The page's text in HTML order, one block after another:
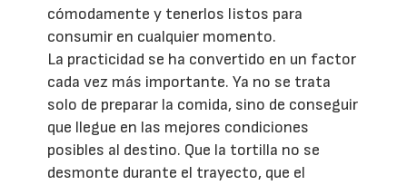
cómodamente y tenerlos listos para
consumir en cualquier momento.
La practicidad se ha convertido en un factor
cada vez más importante. Ya no se trata
solo de preparar la comida, sino de conseguir
que llegue en las mejores condiciones
posibles al destino. Que la tortilla no se
desmonte durante el trayecto, que el